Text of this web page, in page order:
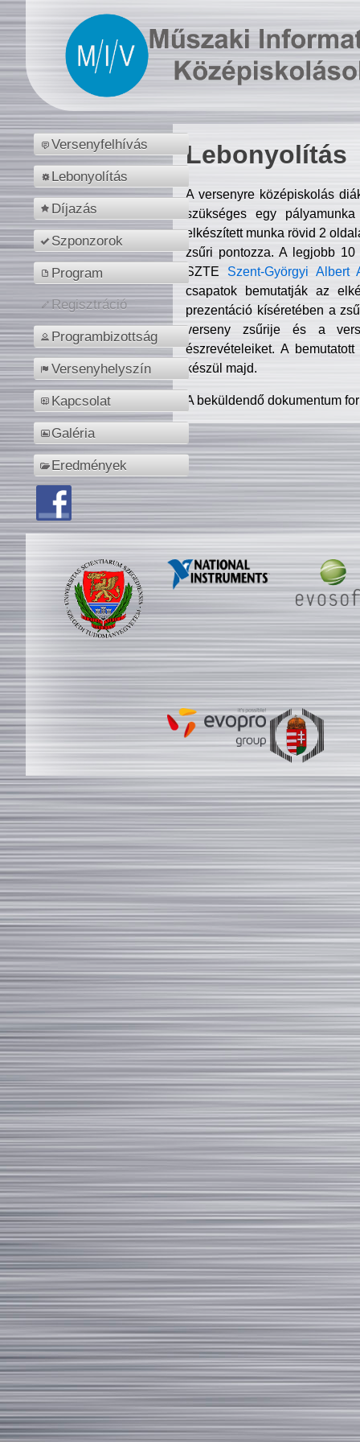
Versenyfelhívás
Lebonyolítás
Díjazás
Szponzorok
Program
Regisztráció
Programbizottság
Versenyhelyszín
Kapcsolat
Galéria
Eredmények
Lebonyolítás
A versenyre középiskolás
szükséges egy
elkészített munka rövid 2
zsűri pontozza. A legjobb
SZTE Szent-Györgyi Albert
csapatok bemutatják az
prezentáció kíséretében a
verseny zsűrije és a
észrevételeiket. A
készül majd.
A beküldendő dokumentum